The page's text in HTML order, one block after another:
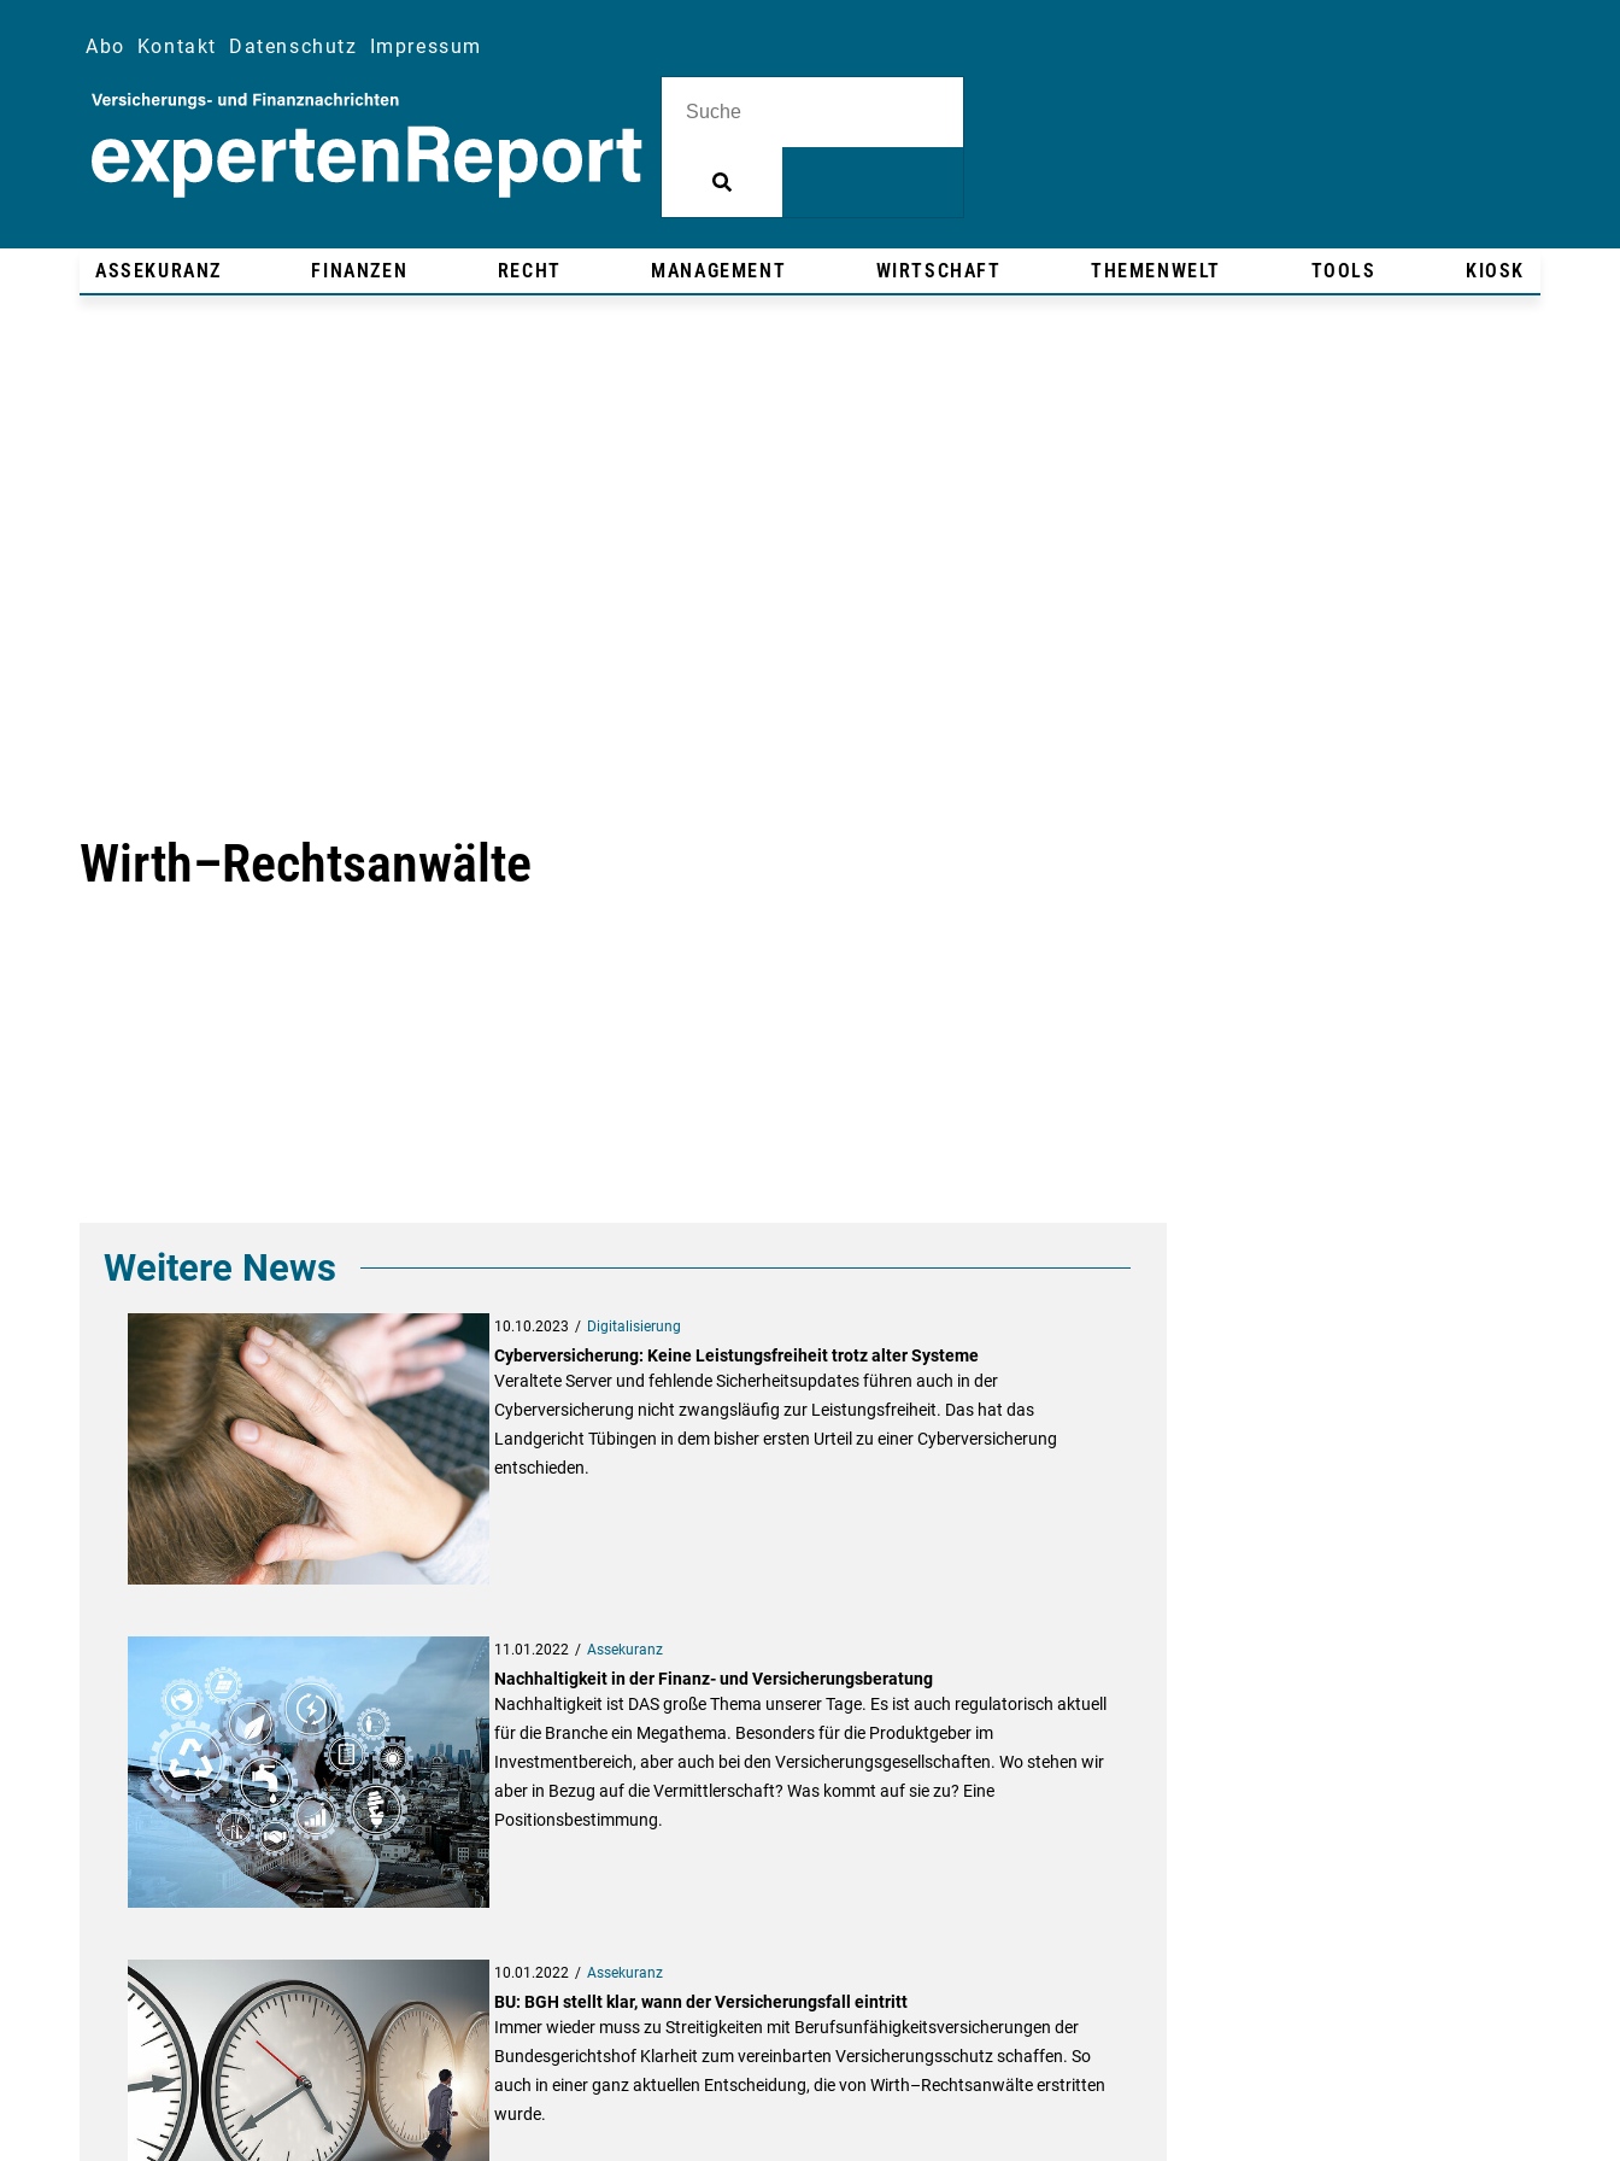
Abo Kontakt Datenschutz Impressum
ASSEKURANZ FINANZEN RECHT MANAGEMENT WIRTSCHAFT THEMENWELT TOOLS KIOSK
Wirth–Rechtsanwälte
Weitere News
10.10.2023 Digitalisierung
Cyberversicherung: Keine Leistungsfreiheit trotz alter Systeme
Veraltete Server und fehlende Sicherheitsupdates führen auch in der
Cyberversicherung nicht zwangsläufig zur Leistungsfreiheit. Das hat das
Landgericht Tübingen in dem bisher ersten Urteil zu einer Cyberversicherung
entschieden.
11.01.2022 Assekuranz
Nachhaltigkeit in der Finanz- und Versicherungsberatung
Nachhaltigkeit ist DAS große Thema unserer Tage. Es ist auch regulatorisch aktuell
für die Branche ein Megathema. Besonders für die Produktgeber im
Investmentbereich, aber auch bei den Versicherungsgesellschaften. Wo stehen wir
aber in Bezug auf die Vermittlerschaft? Was kommt auf sie zu? Eine
Positionsbestimmung.
10.01.2022 Assekuranz
BU: BGH stellt klar, wann der Versicherungsfall eintritt
Immer wieder muss zu Streitigkeiten mit Berufsunfähigkeitsversicherungen der
Bundesgerichtshof Klarheit zum vereinbarten Versicherungsschutz schaffen. So
auch in einer ganz aktuellen Entscheidung, die von Wirth–Rechtsanwälte erstritten
wurde.